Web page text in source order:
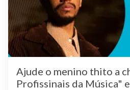
Ajude o menino thito a
Profissinais da Música"